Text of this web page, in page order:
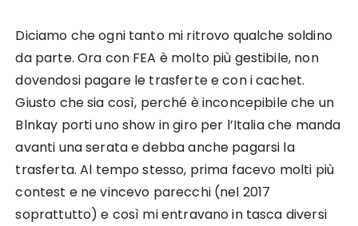
Diciamo che ogni tanto mi ritrovo qualche soldino
da parte. Ora con FEA è molto più gestibile, non
dovendosi pagare le trasferte e con i cachet.
Giusto che sia così, perché è inconcepibile che un
Blnkay porti uno show in giro per l’Italia che manda
avanti una serata e debba anche pagarsi la
trasferta. Al tempo stesso, prima facevo molti più
contest e ne vincevo parecchi (nel 2017
soprattutto) e così mi entravano in tasca diversi